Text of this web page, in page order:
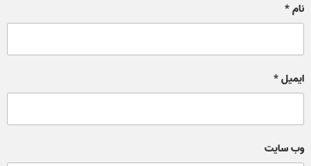
نام*
ایمیل*
وب‌ سایت